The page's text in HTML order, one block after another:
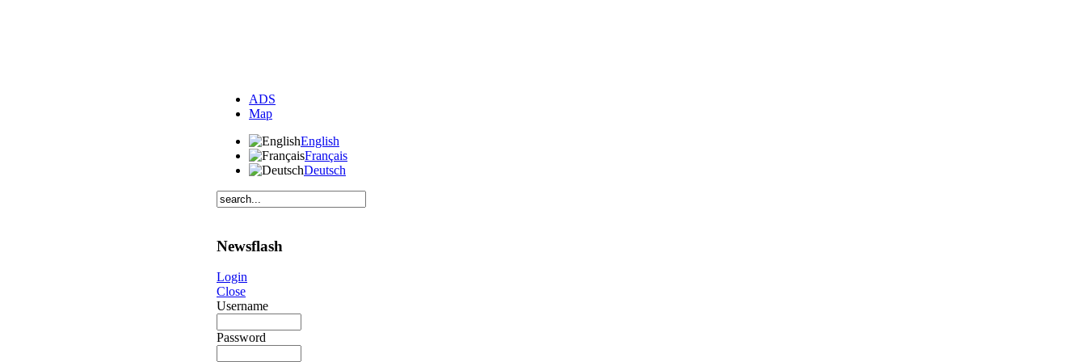
ADS
Map
English
Français
Deutsch
Newsflash
Login
Close
Username
Password